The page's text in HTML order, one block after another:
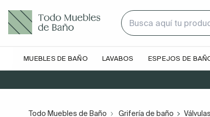
MUEBLES DE BAÑO LAVABOS ESPEJOS DE
Todo Muebles de Baño Grifería de baño